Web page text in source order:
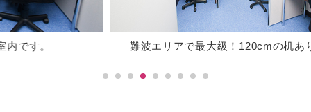
難波エリアで最大級！120cmの机あります！